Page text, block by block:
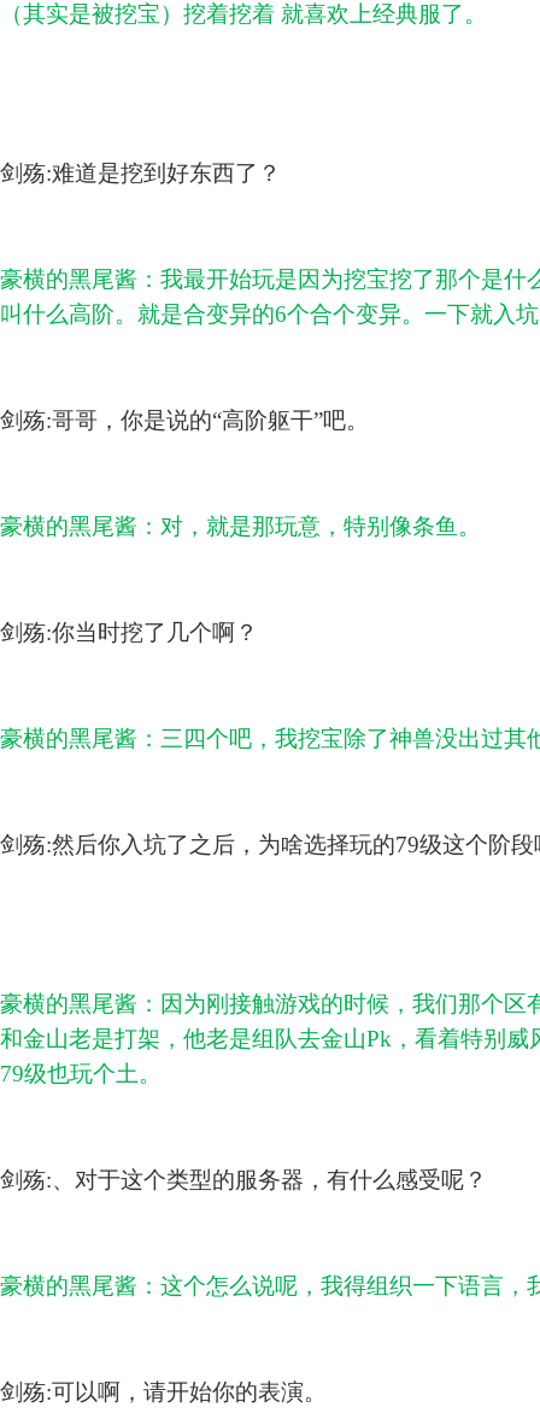
（其实是被挖宝）挖着挖着 就喜欢上经典服了。
剑殇:难道是挖到好东西了？
豪横的黑尾酱：我最开始玩是因为挖宝挖了那个是什
叫什么高阶。就是合变异的6个合个变异。一下就入
剑殇:哥哥，你是说的“高阶躯干”吧。
豪横的黑尾酱：对，就是那玩意，特别像条鱼。
剑殇:你当时挖了几个啊？
豪横的黑尾酱：三四个吧，我挖宝除了神兽没出过其
剑殇:然后你入坑了之后，为啥选择玩的79级这个阶段
豪横的黑尾酱：因为刚接触游戏的时候，我们那个区
和金山老是打架，他老是组队去金山Pk，看着特别威
79级也玩个土。
剑殇:、对于这个类型的服务器，有什么感受呢？
豪横的黑尾酱：这个怎么说呢，我得组织一下语言，
剑殇:可以啊，请开始你的表演。